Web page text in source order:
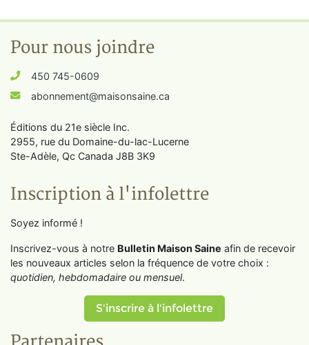
Pour nous joindre
450 745-0609
abonnement@maisonsaine.ca
Éditions du 21e siècle Inc.
2955, rue du Domaine-du-lac-Lucerne
Ste-Adèle, Qc Canada J8B 3K9
Inscription à l'infolettre
Soyez informé !
Inscrivez-vous à notre Bulletin Maison Saine afin de recevoir
les nouveaux articles selon la fréquence de votre choix :
quotidien, hebdomadaire ou mensuel.
S'inscrire à l'infolettre